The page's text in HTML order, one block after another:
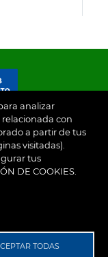
analizar
con
a partir de tus
visitadas).
tus
DE COOKIES.
TODAS
Aviso Legal